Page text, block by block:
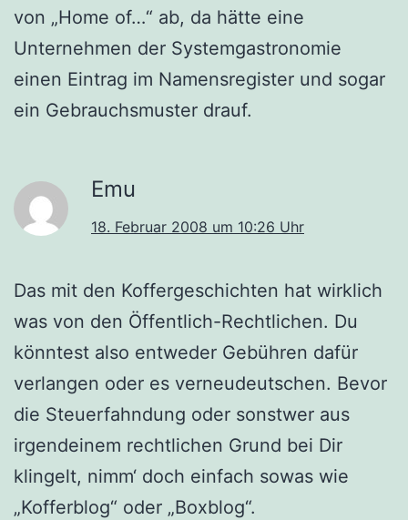
von „Home of…“ ab, da hätte eine
Unternehmen der Systemgastronomie
einen Eintrag im Namensregister und sogar
ein Gebrauchsmuster drauf.
Emu
18. Februar 2008 um 10:26 Uhr
Das mit den Koffergeschichten hat wirklich
was von den Öffentlich-Rechtlichen. Du
könntest also entweder Gebühren dafür
verlangen oder es verneudeutschen. Bevor
die Steuerfahndung oder sonstwer aus
irgendeinem rechtlichen Grund bei Dir
klingelt, nimm‘ doch einfach sowas wie
„Kofferblog“ oder „Boxblog“.